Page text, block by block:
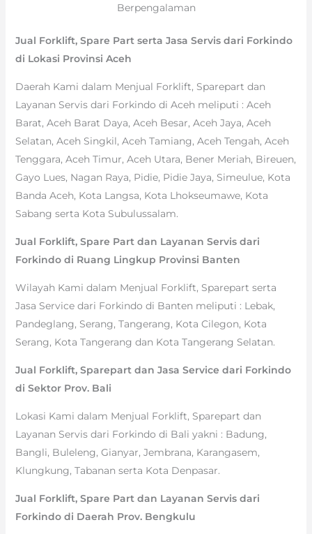
Berpengalaman
Jual Forklift, Spare Part serta Jasa Servis dari Forkindo
di Lokasi Provinsi Aceh
Daerah Kami dalam Menjual Forklift, Sparepart dan
Layanan Servis dari Forkindo di Aceh meliputi : Aceh
Barat, Aceh Barat Daya, Aceh Besar, Aceh Jaya, Aceh
Selatan, Aceh Singkil, Aceh Tamiang, Aceh Tengah, Aceh
Tenggara, Aceh Timur, Aceh Utara, Bener Meriah, Bireuen,
Gayo Lues, Nagan Raya, Pidie, Pidie Jaya, Simeulue, Kota
Banda Aceh, Kota Langsa, Kota Lhokseumawe, Kota
Sabang serta Kota Subulussalam.
Jual Forklift, Spare Part dan Layanan Servis dari
Forkindo di Ruang Lingkup Provinsi Banten
Wilayah Kami dalam Menjual Forklift, Sparepart serta
Jasa Service dari Forkindo di Banten meliputi : Lebak,
Pandeglang, Serang, Tangerang, Kota Cilegon, Kota
Serang, Kota Tangerang dan Kota Tangerang Selatan.
Jual Forklift, Sparepart dan Jasa Service dari Forkindo
di Sektor Prov. Bali
Lokasi Kami dalam Menjual Forklift, Sparepart dan
Layanan Servis dari Forkindo di Bali yakni : Badung,
Bangli, Buleleng, Gianyar, Jembrana, Karangasem,
Klungkung, Tabanan serta Kota Denpasar.
Jual Forklift, Spare Part dan Layanan Servis dari
Forkindo di Daerah Prov. Bengkulu